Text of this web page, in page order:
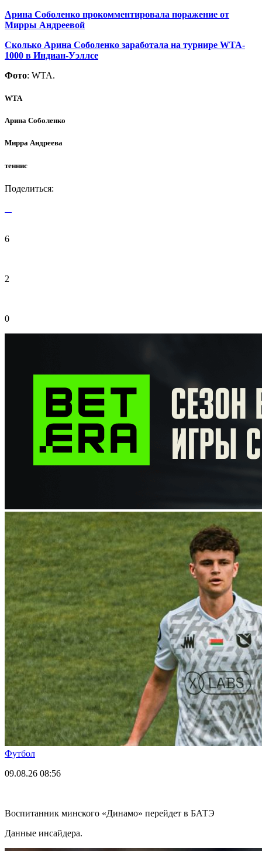
Арина Соболенко прокомментировала поражение от
Мирры Андреевой
Сколько Арина Соболенко заработала на турнире WTA-
1000 в Индиан-Уэллсе
Фото: WTA.
WTA
Арина Соболенко
Мирра Андреева
теннис
Поделиться:
6
2
0
Футбол
09.08.26 08:56
Воспитанник минского «Динамо» перейдет в БАТЭ
Данные инсайдера.